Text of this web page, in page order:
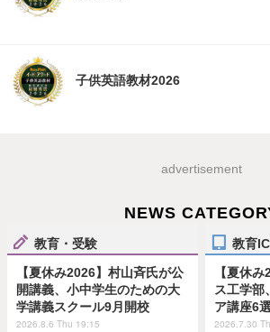
子供英語教材2026
advertisement
NEWS
教育・受験
【夏休み2026】村山斉氏が公
開講義、小中学生のための大
学講義スクール9月開校
2026.8.6 Thu 19:15
教育
【夏休
ス工学部
ア講座6
2026.7.30